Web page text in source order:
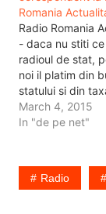
e varza. De
vobresc…
Romania
Radio Romania
- daca nu stiti
radioul de stat,
noi il platim din
statului si din
tv - angajeaza
corespondenti
Li se cere
aiba experienta in
March 4, 2015
In "de pe net"
Radio